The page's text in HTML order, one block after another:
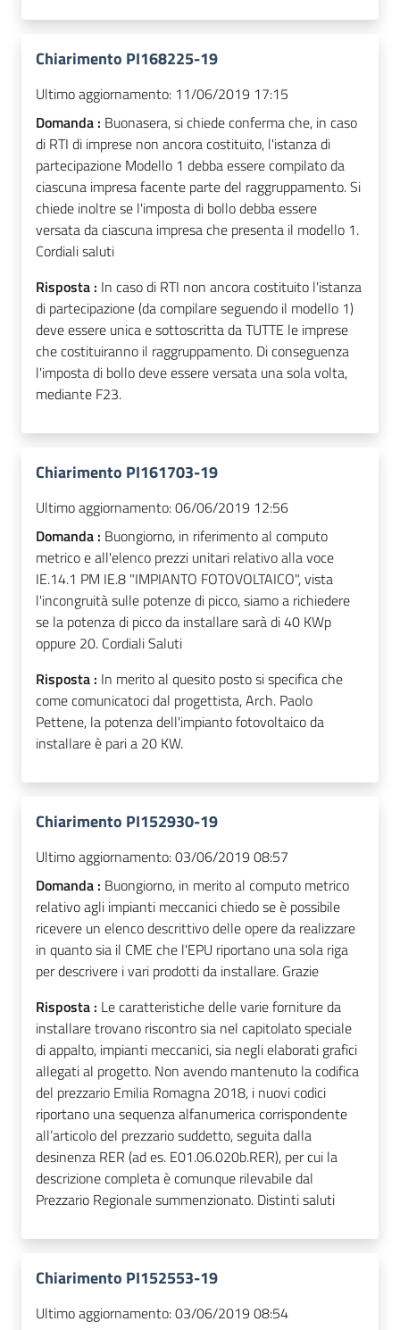
Chiarimento PI168225-19
Ultimo aggiornamento: 11/06/2019 17:15
Domanda : Buonasera, si chiede conferma che, in caso
di RTI di imprese non ancora costituito, l'istanza di
partecipazione Modello 1 debba essere compilato da
ciascuna impresa facente parte del raggruppamento. Si
chiede inoltre se l'imposta di bollo debba essere
versata da ciascuna impresa che presenta il modello 1.
Cordiali saluti
Risposta : In caso di RTI non ancora costituito l'istanza
di partecipazione (da compilare seguendo il modello 1)
deve essere unica e sottoscritta da TUTTE le imprese
che costituiranno il raggruppamento. Di conseguenza
l'imposta di bollo deve essere versata una sola volta,
mediante F23.
Chiarimento PI161703-19
Ultimo aggiornamento:06/06/2019 12:56
Domanda : Buongiorno, in riferimento al computo
metrico e all'elenco prezzi unitari relativo alla voce
IE.14.1 PM IE.8 "IMPIANTO FOTOVOLTAICO", vista
l'incongruità sulle potenze di picco, siamo a richiedere
se la potenza di picco da installare sarà di 40 KWp
oppure 20. Cordiali Saluti
Risposta : In merito al quesito posto si specifica che
come comunicatoci dal progettista, Arch. Paolo
Pettene, la potenza dell'impianto fotovoltaico da
installare è pari a 20 KW.
Chiarimento PI152930-19
Ultimo aggiornamento:03/06/2019 08:57
Domanda : Buongiorno, in merito al computo metrico
relativo agli impianti meccanici chiedo se è possibile
ricevere un elenco descrittivo delle opere da realizzare
in quanto sia il CME che l'EPU riportano una sola riga
per descrivere i vari prodotti da installare. Grazie
Risposta : Le caratteristiche delle varie forniture da
installare trovano riscontro sia nel capitolato speciale
di appalto, impianti meccanici, sia negli elaborati grafici
allegati al progetto. Non avendo mantenuto la codifica
del prezzario Emilia Romagna 2018, i nuovi codici
riportano una sequenza alfanumerica corrispondente
all’articolo del prezzario suddetto, seguita dalla
desinenza RER (ad es. E01.06.020b.RER), per cui la
descrizione completa è comunque rilevabile dal
Prezzario Regionale summenzionato. Distinti saluti
Chiarimento PI152553-19
Ultimo aggiornamento:03/06/2019 08:54